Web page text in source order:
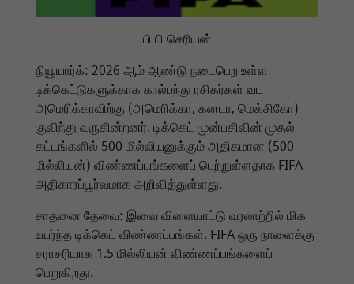
பி பி செரியன்
நியூயார்க்: 2026 ஆம் ஆண்டு நடைபெற உள்ள
டிக்கெட்டுகளுக்காக கால்பந்து ரசிகர்கள் வட
அமெரிக்காவிற்கு (அமெரிக்கா, கனடா, மெக்சிகோ)
குவிந்து வருகின்றனர். டிக்கெட் முன்பதிவின் முதல்
கட்டங்களில் 500 மில்லியனுக்கும் அதிகமான (500
மில்லியன்) விண்ணப்பங்களைப் பெற்றுள்ளதாக FIFA
அதிகாரப்பூர்வமாக அறிவித்துள்ளது.
சாதனை தேவை: இவை விளையாட்டு வரலாற்றில் மிக
உயர்ந்த டிக்கெட் விண்ணப்பங்கள். FIFA ஒரு நாளைக்கு
சராசரியாக 1.5 மில்லியன் விண்ணப்பங்களைப்
பெறுகிறது.